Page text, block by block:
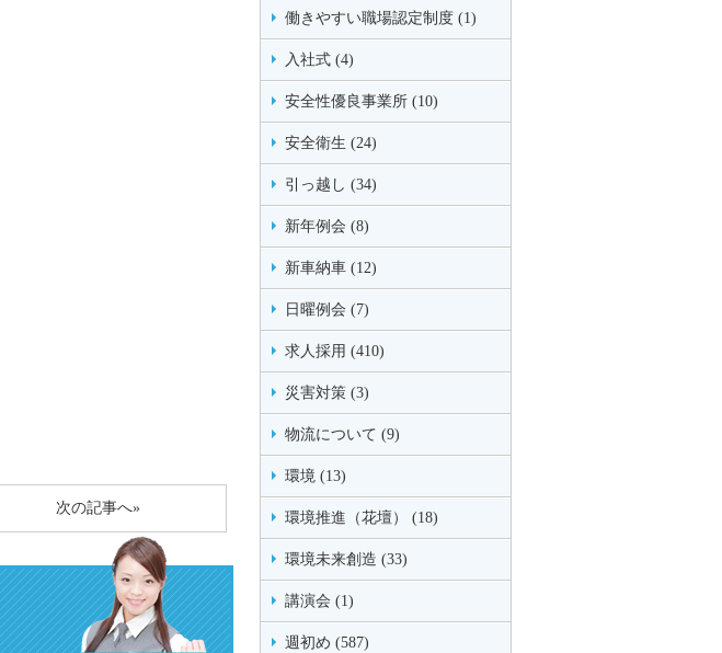
次の記事へ»
働きやすい職場認定制度 (1)
入社式 (4)
安全性優良事業所 (10)
安全衛生 (24)
引っ越し (34)
新年例会 (8)
新車納車 (12)
日曜例会 (7)
求人採用 (410)
災害対策 (3)
物流について (9)
環境 (13)
環境推進（花壇） (18)
環境未来創造 (33)
講演会 (1)
週初め (587)